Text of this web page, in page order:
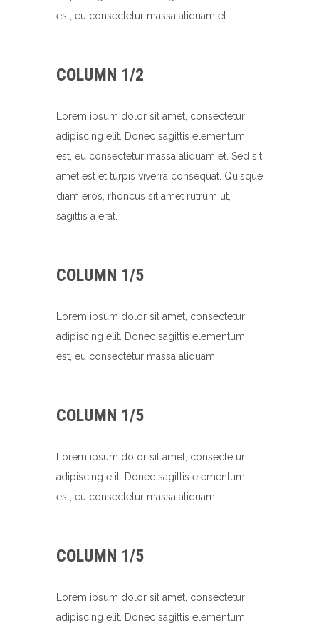
est, eu consectetur massa aliquam et.
COLUMN 1/2
Lorem ipsum dolor sit amet, consectetur
adipiscing elit. Donec sagittis elementum
est, eu consectetur massa aliquam et. Sed sit
amet est et turpis viverra consequat. Quisque
diam eros, rhoncus sit amet rutrum ut,
sagittis a erat.
COLUMN 1/5
Lorem ipsum dolor sit amet, consectetur
adipiscing elit. Donec sagittis elementum
est, eu consectetur massa aliquam
COLUMN 1/5
Lorem ipsum dolor sit amet, consectetur
adipiscing elit. Donec sagittis elementum
est, eu consectetur massa aliquam
COLUMN 1/5
Lorem ipsum dolor sit amet, consectetur
adipiscing elit. Donec sagittis elementum